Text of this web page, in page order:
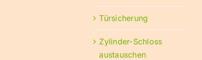
Türsicherung
Zylinder-Schloss
austauschen